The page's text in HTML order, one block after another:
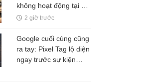
không hoạt động tại địa
chỉ đăng ký
2 giờ trước
Google cuối cùng cũng
ra tay: Pixel Tag lộ diện
ngay trước sự kiện